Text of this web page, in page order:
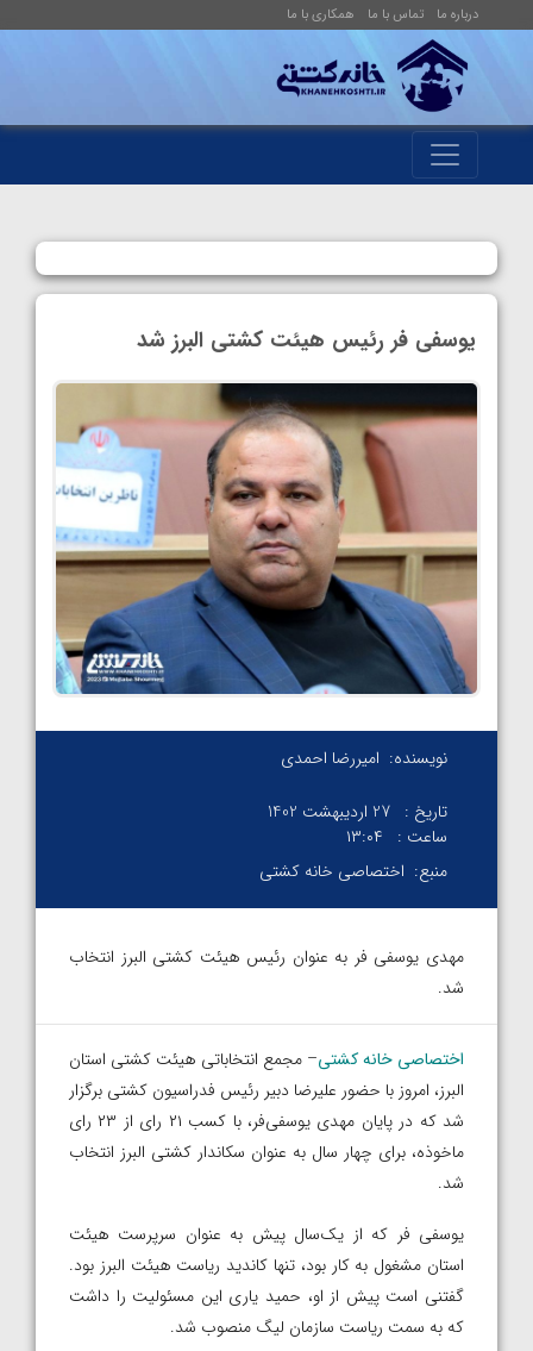
درباره ما تماس با ما همکاری با ما
یوسفی فر رئیس هیئت کشتی البرز شد
نویسنده: امیررضا احمدی
تاریخ : 27 اردیبهشت 1402
ساعت :
۱۳:۰۴
منبع: اختصاصی خانه کشتی
مهدی یوسفی فر به عنوان رئیس هیئت کشتی البرز انتخاب
شد.
اختصاصی خانه کشتی– مجمع انتخاباتی هیئت کشتی استان
البرز، امروز با حضور علیرضا دبیر رئیس فدراسیون کشتی برگزار
شد که در پایان مهدی یوسفی‌فر، با کسب ۲۱ رای از ۲۳ رای
ماخوذه، برای چهار سال به عنوان سکاندار کشتی البرز انتخاب
شد.
یوسفی فر که از یک‌سال پیش به عنوان سرپرست هیئت
استان مشغول به کار بود، تنها کاندید ریاست هیئت البرز بود.
گفتنی است پیش از او، حمید یاری این مسئولیت را داشت
که به سمت ریاست سازمان لیگ منصوب شد.